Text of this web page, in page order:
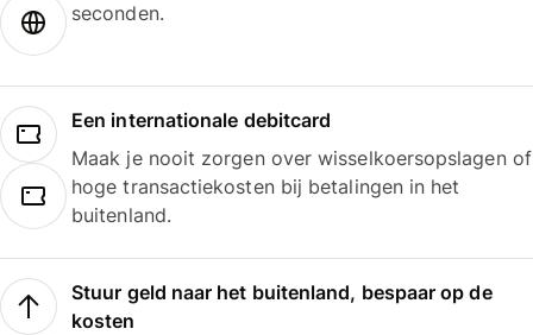
seconden.
Een internationale debitcard
Maak je nooit zorgen over wisselkoersopslagen of
hoge transactiekosten bij betalingen in het
buitenland.
Stuur geld naar het buitenland, bespaar op de
kosten